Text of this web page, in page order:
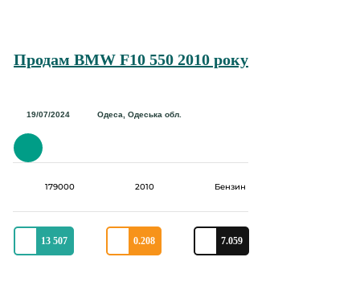
19/07/2024 Одеса, Одеська обл.
Продам BMW F10 550 2010 року
179000 2010 Бензин
13 507 0.208 7.059